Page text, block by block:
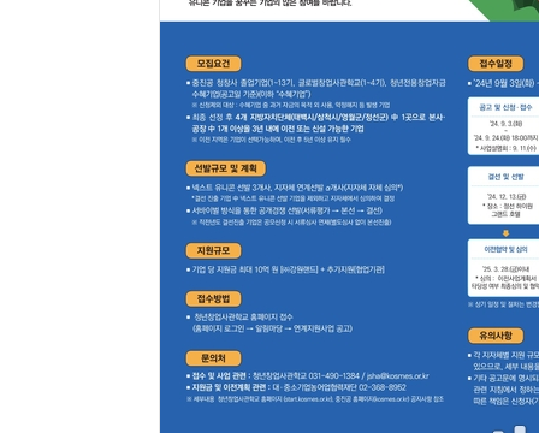
AI Native Enterprise를 지원하는 AI Ready Data